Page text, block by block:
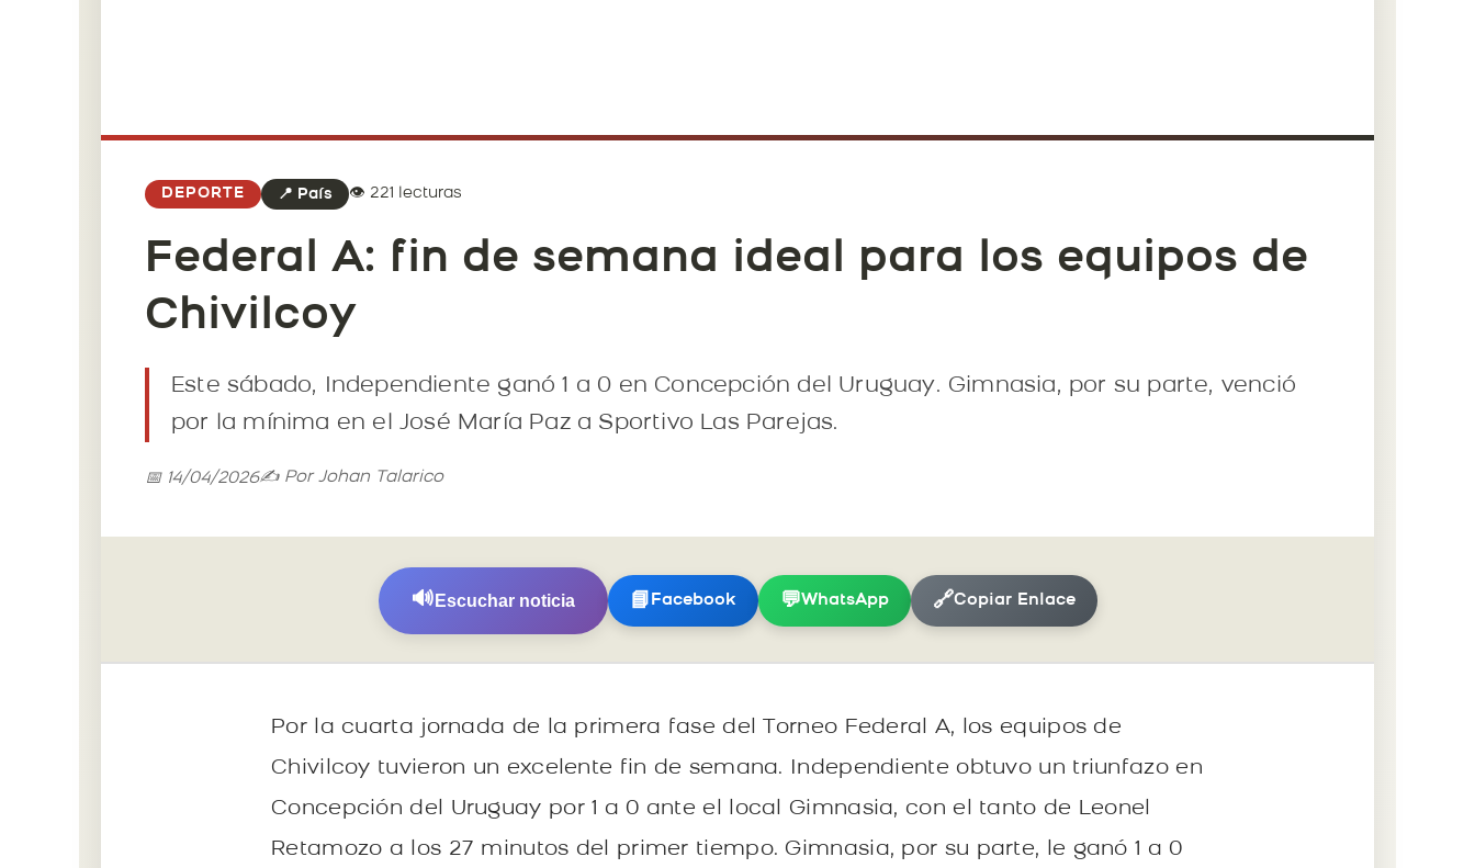
DEPORTE 📍 País 👁️ 221 lecturas
Federal A: fin de semana ideal para los equipos de
Chivilcoy
Este sábado, Independiente ganó 1 a 0 en Concepción del Uruguay. Gimnasia, por su parte, venció
por la mínima en el José María Paz a Sportivo Las Parejas.
📅 14/04/2026✍️ Por Johan Talarico
🔊 Escuchar noticia 📘 Facebook 💬WhatsApp 🔗Copiar Enlace
Por la cuarta jornada de la primera fase del Torneo Federal A, los equipos de
Chivilcoy tuvieron un excelente fin de semana. Independiente obtuvo un triunfazo en
Concepción del Uruguay por 1 a 0 ante el local Gimnasia, con el tanto de Leonel
Retamozo a los 27 minutos del primer tiempo. Gimnasia, por su parte, le ganó 1 a 0